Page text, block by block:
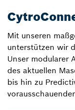
Mit unseren
unterstützen wir
Unser modularer
des aktuellen
bis hin zu